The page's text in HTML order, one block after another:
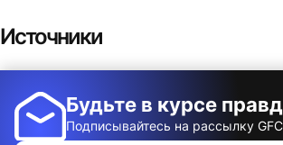
Будьте в курсе
Подписывайтесь на рассылку
Источники
Who is behind the fake news
Covid-19 in DR Congo?
Показать